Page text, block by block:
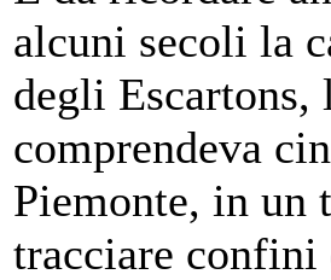
alcuni secoli la
degli
comprendeva
Piemonte, in un
tracciare confini